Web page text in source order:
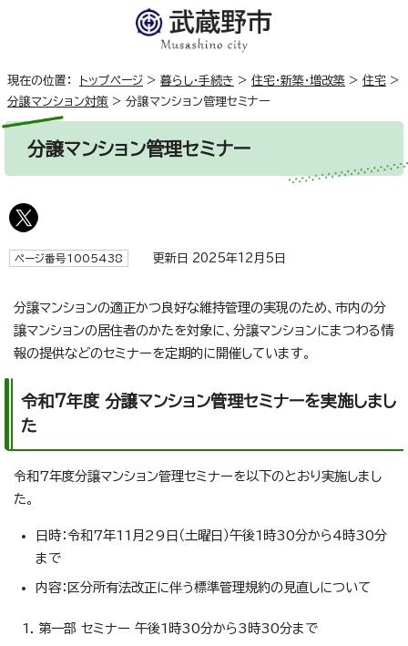
現在の位置： トップページ > 暮らし・手続き > 住宅・新築・増改築 > 住宅 >
分譲マンション対策 > 分譲マンション管理セミナー
分譲マンション管理セミナー
ページ番号1005438 更新日 2025年12月5日
分譲マンションの適正かつ良好な維持管理の実現のため、市内の分
譲マンションの居住者のかたを対象に、分譲マンションにまつわる情
報の提供などのセミナーを定期的に開催しています。
令和7年度 分譲マンション管理セミナーを実施しまし
た
令和7年度分譲マンション管理セミナーを以下のとおり実施しまし
た。
日時：令和7年11月29日（土曜日）午後1時30分から4時30分
まで
内容：区分所有法改正に伴う標準管理規約の見直しについて
第一部 セミナー 午後1時30分から3時30分まで